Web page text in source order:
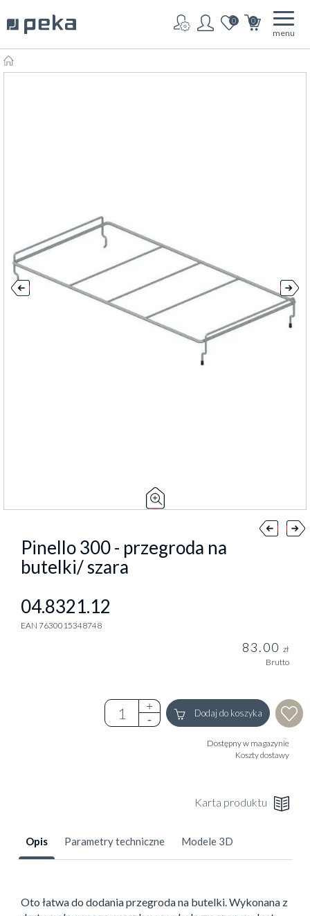
0 0
menu
HOME
Pinello 300 - przegroda na
butelki/ szara
04.8321.12
EAN 7630015348748
83.00 zł
Brutto
Dodaj do koszyka
Dostępny w magazynie
Koszty dostawy
Karta produktu
Opis Parametry techniczne Modele 3D
Oto łatwa do dodania przegroda na butelki. Wykonana z